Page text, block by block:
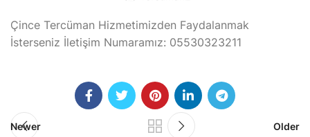
Çince Tercüman Hizmetimizden Faydalanmak
İsterseniz İletişim Numaramız: 05530323211
Newer Older